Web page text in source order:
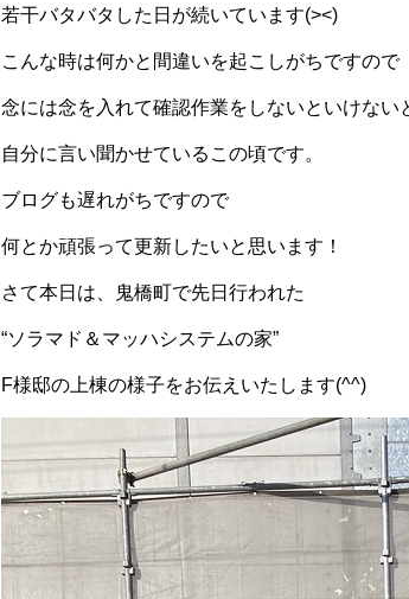
若干バタバタした日が続いています(><)
こんな時は何かと間違いを起こしがちですので
念には念を入れて確認作業をしないといけない
自分に言い聞かせているこの頃です。
ブログも遅れがちですので
何とか頑張って更新したいと思います！
さて本日は、鬼橋町で先日行われた
“ソラマド＆マッハシステムの家”
F様邸の上棟の様子をお伝えいたします(^^)